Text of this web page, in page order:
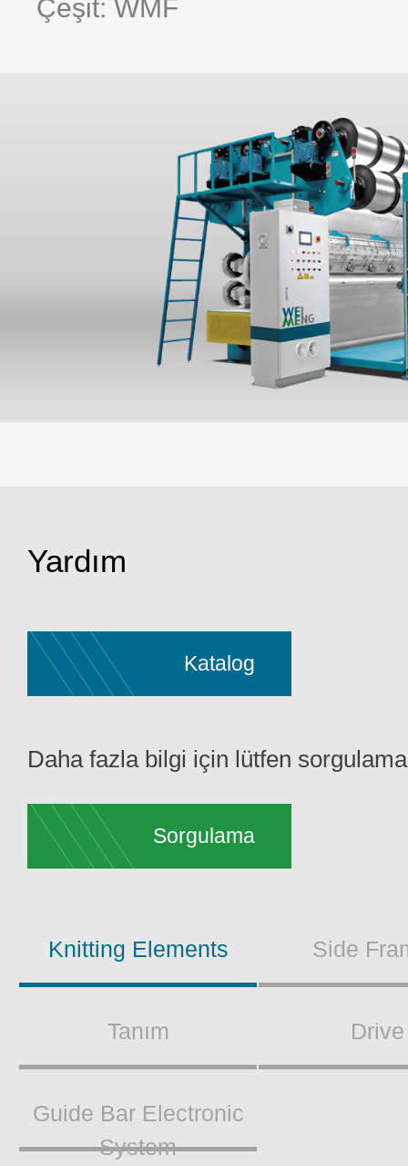
Çeşit: WMF
Yardım
Katalog
Daha fazla bilgi için lütfen
Sorgulama
Knitting Elements Side
Tanım Drive
Guide Bar Electronic
System